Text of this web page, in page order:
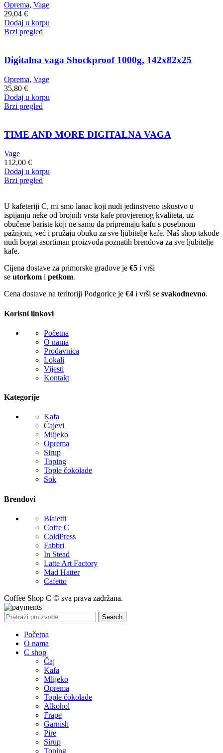
Oprema, Vage
29,04 €
Dodaj u korpu
Brzi pregled
Digitalna vaga Shockproof 1000g, 142x82x25
Oprema, Vage
35,80 €
Dodaj u korpu
Brzi pregled
TIME AND MORE DIGITALNA VAGA
Vage
112,00 €
Dodaj u korpu
Brzi pregled
U kafeteriji C, mi smo lanac koji nudi jedinstveno iskustvo u
ispijanju neke od brojnih vrsta kafe provjerenog kvaliteta, uz
obučene bariste koji ne samo da pripremaju kafu s posebnom
pažnjom, već i pružaju obuku za sve ljubitelje kafe. Naš shop takođe
nudi bogat asortiman proizvoda poznatih brendova za sve ljubitelje
kafe.
Cijena dostave za primorske gradove je €5 i vrši
se utorkom i petkom.
Cena dostave na teritoriji Podgorice je €4 i vrši se svakodnevno.
Korisni linkovi
Početna
O nama
Prodavnica
Lokali
Vijesti
Kontakt
Kategorije
Kafa
Čajevi
Mlijeko
Oprema
Sirup
Toping
Tople čokolade
Sok
Brendovi
Bialetti
Coffe C
ColdPress
Fabbri
In Stead
Latte Art Factory
Mad Hatter
Cafetto
Coffee Shop C © sva prava zadržana.
Search
Početna
O nama
C shop
Čaj
Kafa
Mlijeko
Oprema
Tople čokolade
Alkohol
Frape
Garnish
Pire
Sirup
Toping